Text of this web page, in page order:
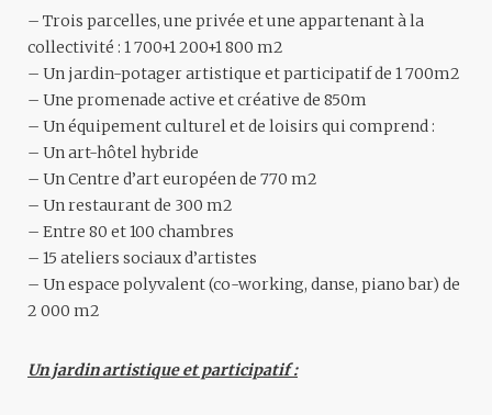
– Trois parcelles, une privée et une appartenant à la
collectivité : 1 700+1 200+1 800 m2
– Un jardin-potager artistique et participatif de 1 700m2
– Une promenade active et créative de 850m
– Un équipement culturel et de loisirs qui comprend :
– Un art-hôtel hybride
– Un Centre d’art européen de 770 m2
– Un restaurant de 300 m2
– Entre 80 et 100 chambres
– 15 ateliers sociaux d’artistes
– Un espace polyvalent (co-working, danse, piano bar) de
2 000 m2
Un jardin artistique et participatif :